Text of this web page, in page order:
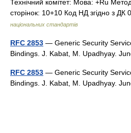
Технічний комітет: Мова: +Ru Метод
сторінок: 10+10 Код НД згідно з
національних стандартів
RFC 2853 — Generic Security
Bindings. J. Kabat, M. Upadhyay.
RFC 2853 — Generic Security
Bindings. J. Kabat, M. Upadhyay.